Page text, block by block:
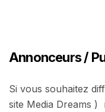
Annonceurs /
Si vous souhaitez
site Media Dreams )